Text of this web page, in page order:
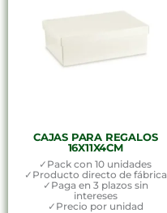
CAJAS PARA REGALOS
16X11X4CM
✓Pack con 10 unidades
✓Producto directo de fábrica
✓Paga en 3 plazos sin
intereses
✓Precio por unidad